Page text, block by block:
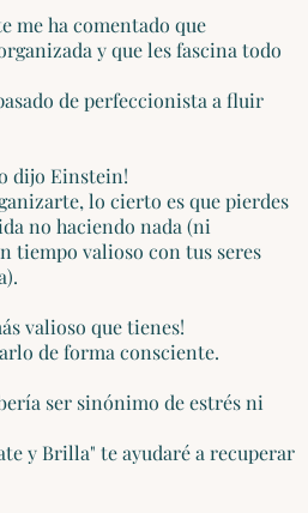
me ha comentado que
y que les fascina todo
de perfeccionista a fluir
dijo Einstein!
lo cierto es que pierdes
no haciendo nada (ni
tiempo valioso con tus seres
valioso que tienes!
de forma consciente.
ser sinónimo de estrés ni
y Brilla" te ayudaré a recuperar